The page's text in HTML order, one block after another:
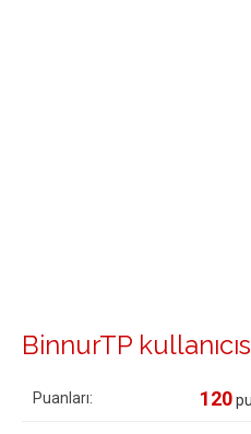
BinnurTP
Puanları: 120